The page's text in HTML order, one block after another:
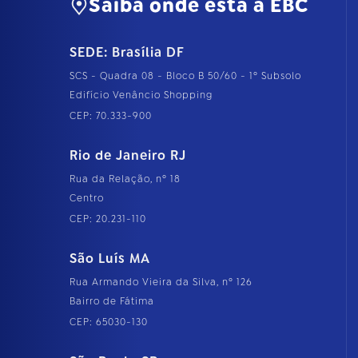
Saiba onde está a EBC
SEDE: Brasília DF
SCS - Quadra 08 - Bloco B 50/60 - 1º Subsolo
Edifício Venâncio Shopping
CEP: 70.333-900
Rio de Janeiro RJ
Rua da Relação, nº 18
Centro
CEP: 20.231-110
São Luís MA
Rua Armando Vieira da Silva, nº 126
Bairro de Fátima
CEP: 65030-130